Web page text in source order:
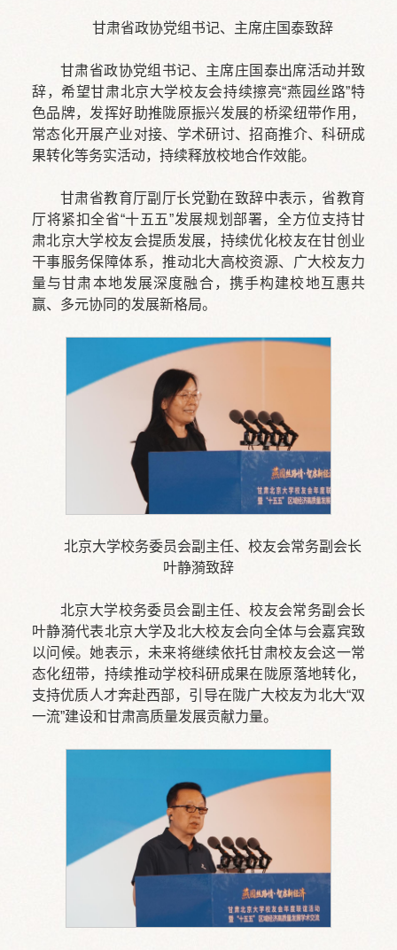
甘肃省政协党组书记、主席庄国泰致辞
甘肃省政协党组书记、主席庄国泰出席活动并致
辞，希望甘肃北京大学校友会持续擦亮“燕园丝路”特
色品牌，发挥好助推陇原振兴发展的桥梁纽带作用，
常态化开展产业对接、学术研讨、招商推介、科研成
果转化等务实活动，持续释放校地合作效能。
甘肃省教育厅副厅长党勤在致辞中表示，省教育
厅将紧扣全省“十五五”发展规划部署，全方位支持甘
肃北京大学校友会提质发展，持续优化校友在甘创业
干事服务保障体系，推动北大高校资源、广大校友力
量与甘肃本地发展深度融合，携手构建校地互惠共
赢、多元协同的发展新格局。
北京大学校务委员会副主任、校友会常务副会长
叶静漪致辞
北京大学校务委员会副主任、校友会常务副会长
叶静漪代表北京大学及北大校友会向全体与会嘉宾致
以问候。她表示，未来将继续依托甘肃校友会这一常
态化纽带，持续推动学校科研成果在陇原落地转化，
支持优质人才奔赴西部，引导在陇广大校友为北大“双
一流”建设和甘肃高质量发展贡献力量。